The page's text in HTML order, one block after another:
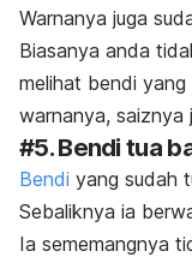
Warnanya juga
Biasanya anda
melihat bendi
warnanya, saiznya
#5. Bendi tua
Bendi yang sudah
Sebaliknya ia
Ia sememangnya